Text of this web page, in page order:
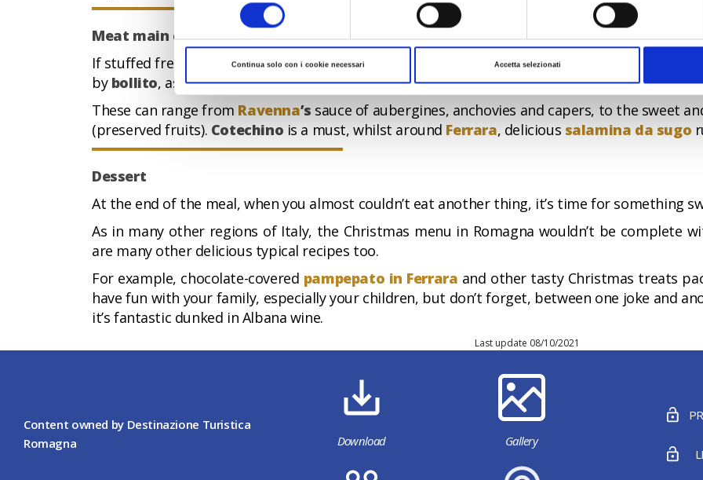
Continua solo con i cookie necessari Accetta selezionati
Meat main courses
If stuffed fresh egg pasta is the star at the start of the meal, the traditional main courses of
by bollito, assorted boiled meats servedwith a variety of sauces.
These can range from Ravenna’s sauce of aubergines, anchovies and capers, to the sweet
(preserved fruits). Cotechino is a must, whilst around Ferrara, delicious salamina da sugo
Dessert
At the end of the meal, when you almost couldn’t eat another thing, it’s time for something
As in many other regions of Italy, the Christmas menu in Romagna wouldn’t be complete
are many other delicious typical recipes too.
For example, chocolate-covered pampepato in Ferrara and other tasty Christmas treats
have fun with your family, especially your children, but don’t forget, between one joke and
it’s fantastic dunked in Albana wine.
Last update 08/10/2021
Content owned by Destinazione Turistica
Romagna
Download Gallery